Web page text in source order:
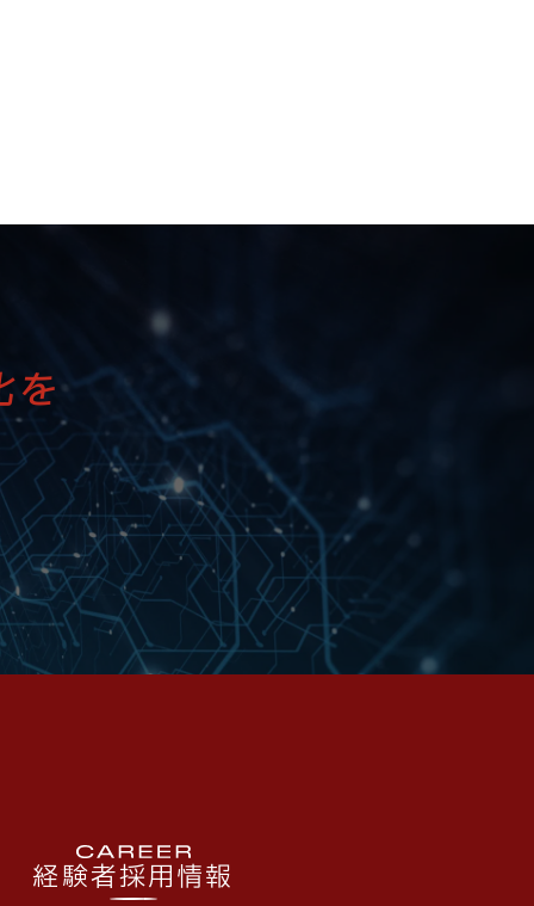
を
経験者採用情報